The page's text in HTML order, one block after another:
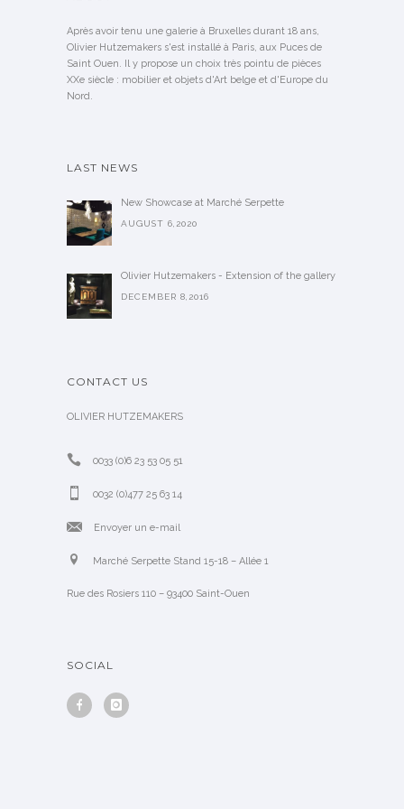
Après avoir tenu une galerie à Bruxelles durant 18 ans,
Olivier Hutzemakers s'est installé à Paris, aux Puces de
Saint Ouen. Il y propose un choix très pointu de pièces
XXe siècle : mobilier et objets d'Art belge et d'Europe du
Nord.
LAST NEWS
New Showcase at Marché Serpette
AUGUST 6,2020
Olivier Hutzemakers - Extension of the gallery
DECEMBER 8,2016
CONTACT US
OLIVIER HUTZEMAKERS
0033 (0)6 23 53 05 51
0032 (0)477 25 63 14
Envoyer un e-mail
Marché Serpette Stand 15-18 – Allée 1
Rue des Rosiers 110 – 93400 Saint-Ouen
SOCIAL